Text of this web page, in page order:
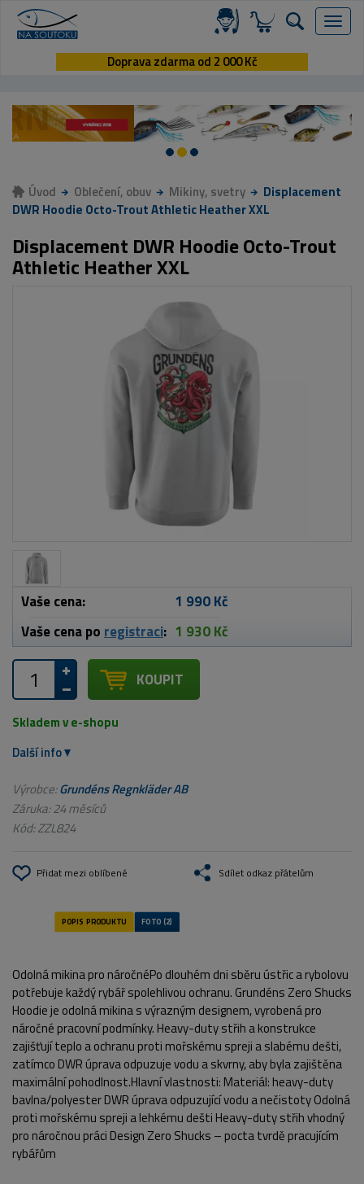
Menu
Doprava zdarma od 2 000 Kč
Úvod Oblečení, obuv Mikiny, svetry
Displacement
DWR Hoodie Octo-Trout Athletic Heather XXL
Displacement DWR Hoodie Octo-Trout
Athletic Heather XXL
Vaše cena:
1 990 Kč
Vaše cena po registraci: 1 930 Kč
KOUPIT
Skladem v e-shopu
Další info
Výrobce:Grundéns Regnkläder AB
Záruka: 24 měsíců
Kód:ZZL824
Přidat mezi oblíbené Sdílet odkaz přátelům
Odolná mikina pro náročnéPo dlouhém dni sběru ústřic a rybolovu
potřebuje každý rybář spolehlivou ochranu. Grundéns Zero Shucks
Hoodie je odolná mikina s výrazným designem, vyrobená pro
náročné pracovní podmínky. Heavy-duty střih a konstrukce
zajišťují teplo a ochranu proti mořskému spreji a slabému dešti,
zatímco DWR úprava odpuzuje vodu a skvrny, aby byla zajištěna
maximální pohodlnost.Hlavní vlastnosti: Materiál: heavy-duty
bavlna/polyester DWR úprava odpuzující vodu a nečistoty Odolná
proti mořskému spreji a lehkému dešti Heavy-duty střih vhodný
pro náročnou práci Design Zero Shucks – pocta tvrdě pracujícím
rybářům